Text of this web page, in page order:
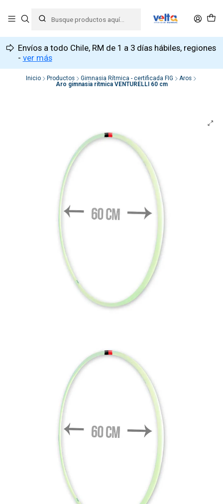
Envíos a todo Chile, RM de 1 a 3 días hábiles, regiones
- ver más
Inicio Productos Gimnasia Rítmica - certificada FIG
Aros
Aro gimnasia rítmica VENTURELLI 60 cm